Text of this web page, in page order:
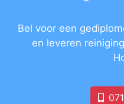
Bel voor een
en leveren